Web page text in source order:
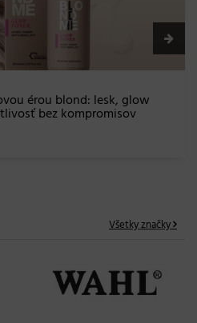
érou blond: lesk, glow
bez kompromisov
Všetky značky